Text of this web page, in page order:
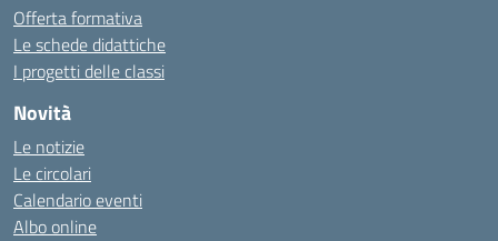
Offerta formativa
Le schede didattiche
I progetti delle classi
Novità
Le notizie
Le circolari
Calendario eventi
Albo online